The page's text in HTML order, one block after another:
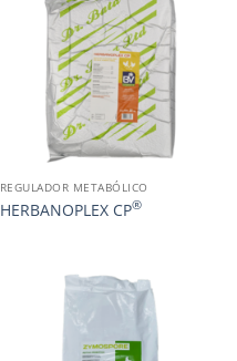
REGULADOR METABÓLICO
HERBANOPLEX CP®